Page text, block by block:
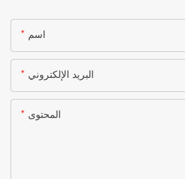
اسم
البريد الإلكتروني
المحتوى